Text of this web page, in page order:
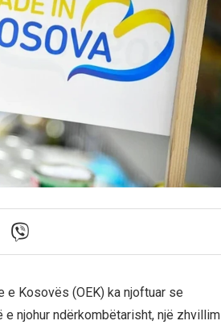
e Kosovës (OEK) ka njoftuar se
njohur ndërkombëtarisht, një zhvillim